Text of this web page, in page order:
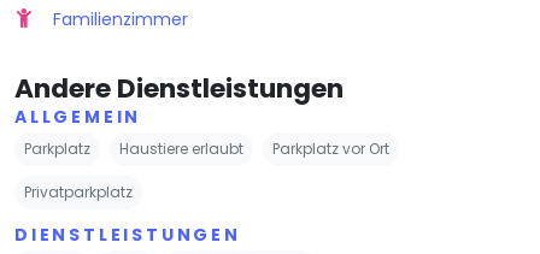
Familienzimmer
Andere Dienstleistungen
ALLGEMEIN
Parkplatz Haustiere erlaubt Parkplatz vor Ort
Privatparkplatz
DIENSTLEISTUNGEN